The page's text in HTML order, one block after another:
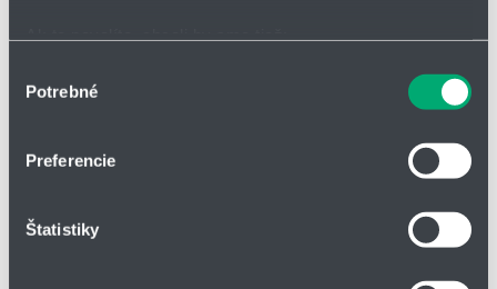
polohe s presnosťou na niekoľko metrov
Viac informácií o tom, ako sa spracúvajú vaše osobné
môžete kedykoľvek zmeniť alebo odvolať cez Vyhlásenie
súhlasu
Potrebné
Preferencie
Štatistiky
Osa X: samonosný pojezd v m
Osa Y: hmotnost náplně v kg/m
Dolní stupnice: pojezd S v m
FLG = bez podepření s přímou